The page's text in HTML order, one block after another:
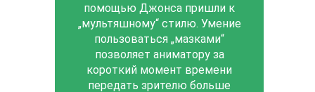
помощью Джонса пришли к
„мультяшному“ стилю. Умение
пользоваться „мазками“
позволяет аниматору за
короткий момент времени
передать зрителю больше